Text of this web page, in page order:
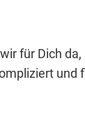
für Dich
und